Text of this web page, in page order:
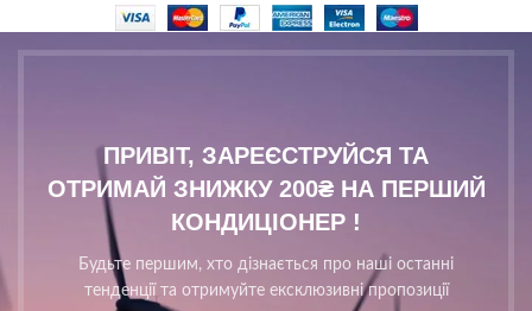
ПРИВІТ, ЗАРЕЄСТРУЙСЯ ТА
ОТРИМАЙ ЗНИЖКУ 200₴ НА ПЕРШИЙ
КОНДИЦІОНЕР !
Будьте першим, хто дізнається про наші останні
тенденції та отримуйте ексклюзивні пропозиції